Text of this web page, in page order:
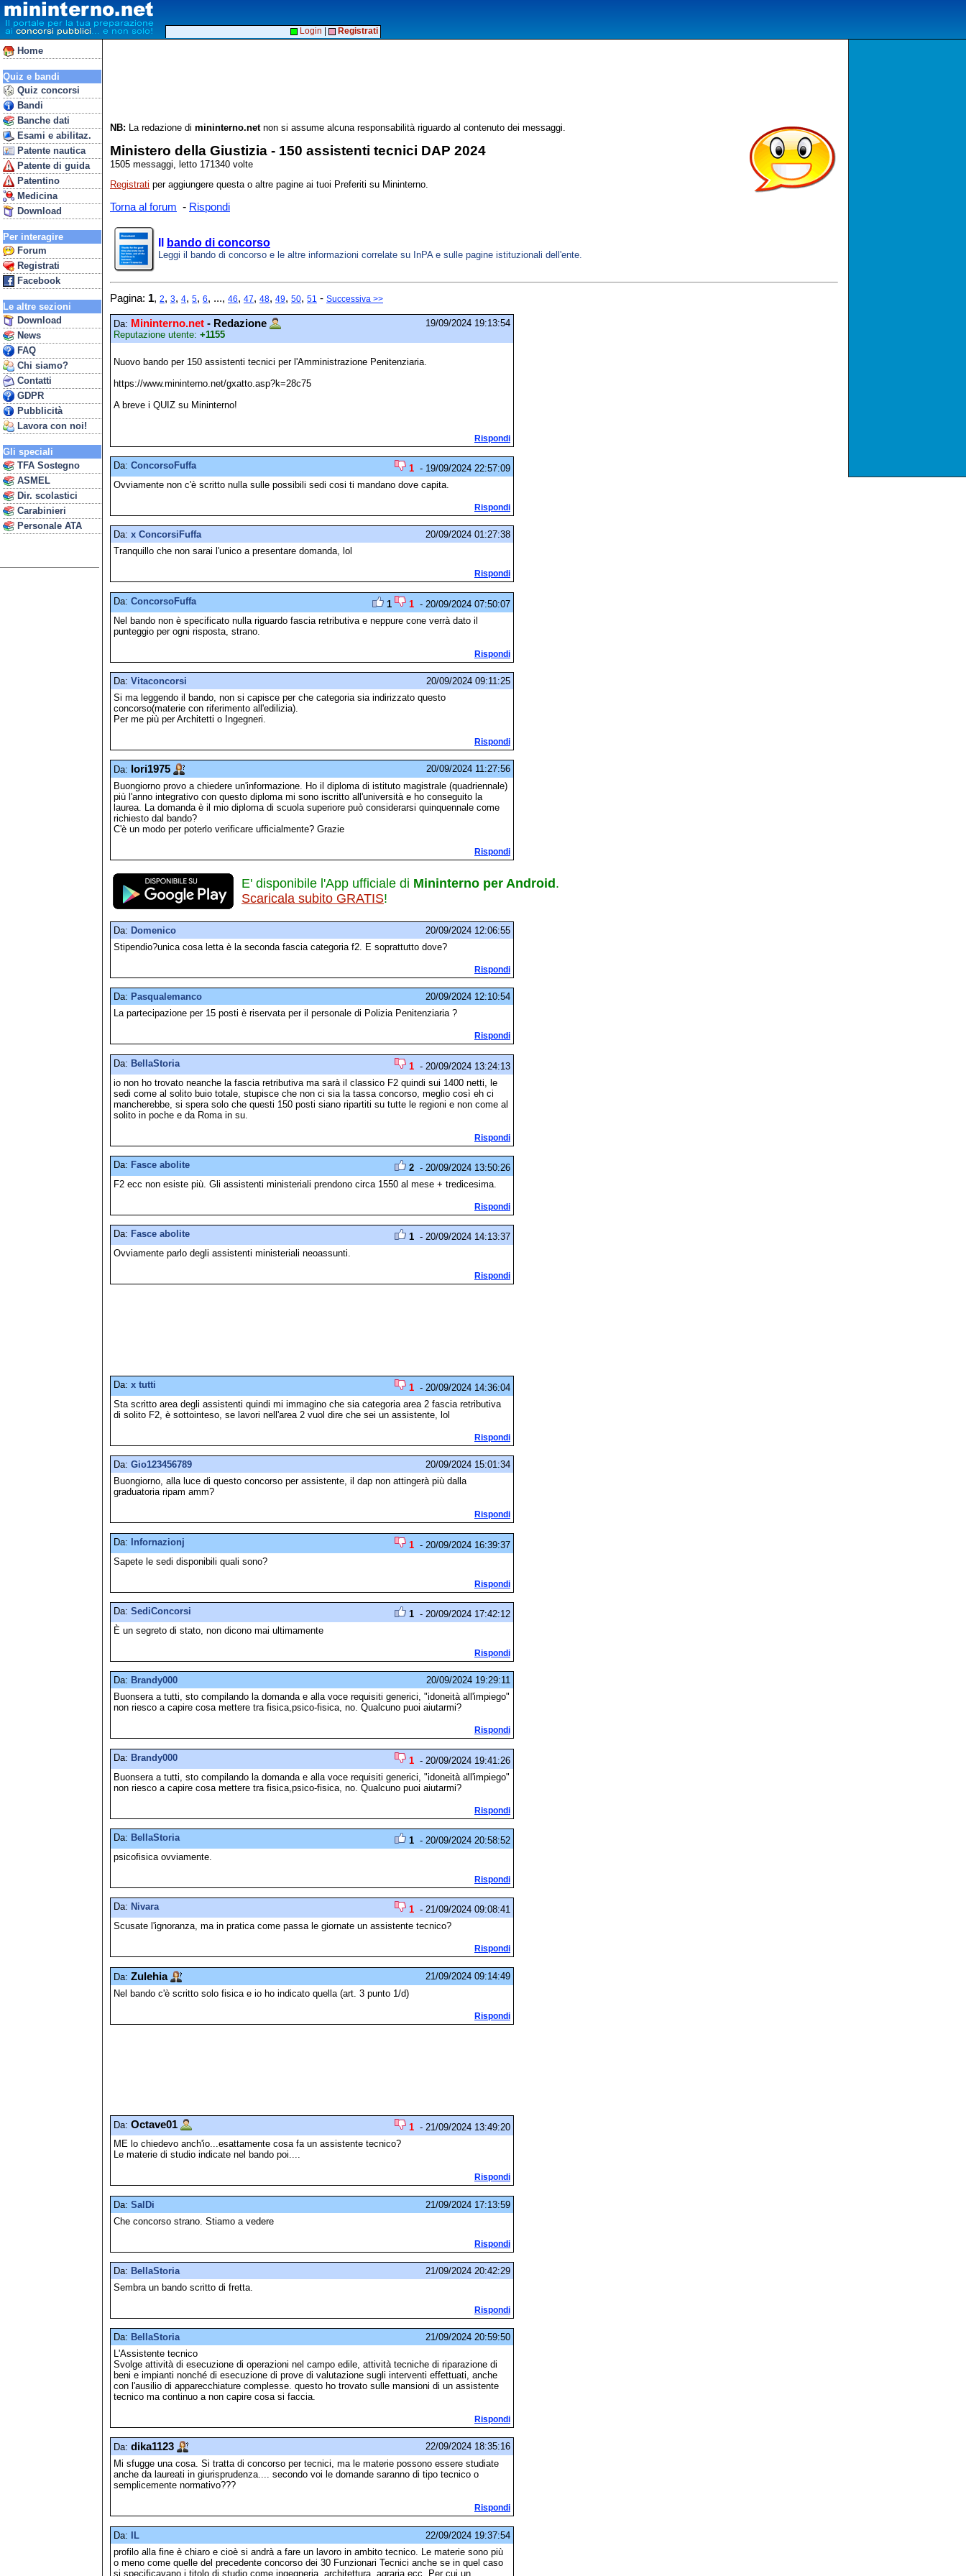
Home
Quiz e bandi
Quiz concorsi
Bandi
Banche dati
Esami e abilitaz.
Patente nautica
Patente di guida
Patentino
Medicina
Download
Per interagire
Forum
Registrati
Facebook
Le altre sezioni
Download
News
FAQ
Chi siamo?
Contatti
GDPR
Pubblicità
Lavora con noi!
Gli speciali
TFA Sostegno
ASMEL
Dir. scolastici
Carabinieri
Personale ATA
Login Registrati
NB: La redazione di mininterno.netnon si assume alcuna responsabilità riguardo al contenuto dei messaggi.
Ministero della Giustizia - 150 assistenti tecnici DAP 2024
1505 messaggi, letto 171340 volte
Registrati per aggiungere questa o altre pagine ai tuoi Preferiti su Mininterno.
Torna al forum - Rispondi
bando di concorso
Leggi il bando di concorso e le altre informazioni correlate su InPA e sulle pagine istituzionali dell'ente.
Pagina: 1, 2, 3, 4, 5, 6, ..., 46, 47, 48, 49, 50, 51 - Successiva >>
Da: Mininterno.net - Redazione
Reputazione utente: +1155
19/09/2024 19:13:54
Nuovo bando per 150 assistenti tecnici per l'Amministrazione Penitenziaria.
https://www.mininterno.net/gxatto.asp?k=28c75
A breve i QUIZ su Mininterno!
Rispondi
Da: ConcorsoFuffa 1 - 19/09/2024 22:57:09
Ovviamente non c'è scritto nulla sulle possibili sedi cosi ti mandano dove capita.
Rispondi
Da: x ConcorsiFuffa
20/09/2024 01:27:38
Tranquillo che non sarai l'unico a presentare domanda, lol
Rispondi
Da: ConcorsoFuffa 1 1 - 20/09/2024 07:50:07
Nel bando non è specificato nulla riguardo fascia retributiva e neppure cone verrà dato il
punteggio per ogni risposta, strano.
Rispondi
Da: Vitaconcorsi
20/09/2024 09:11:25
Si ma leggendo il bando, non si capisce per che categoria sia indirizzato questo
concorso(materie con riferimento all'edilizia).
Per me più per Architetti o Ingegneri.
Rispondi
Da: lori1975
20/09/2024 11:27:56
Buongiorno provo a chiedere un'informazione. Ho il diploma di istituto magistrale (quadriennale)
più l'anno integrativo con questo diploma mi sono iscritto all'università e ho conseguito la
laurea. La domanda è il mio diploma di scuola superiore può considerarsi quinquennale come
richiesto dal bando?
C'è un modo per poterlo verificare ufficialmente? Grazie
Rispondi
E' disponibile l'App ufficiale di Mininterno per Android.
Scaricala subito GRATIS!
Da: Domenico
20/09/2024 12:06:55
Stipendio?unica cosa letta è la seconda fascia categoria f2. E soprattutto dove?
Rispondi
Da: Pasqualemanco
20/09/2024 12:10:54
La partecipazione per 15 posti è riservata per il personale di Polizia Penitenziaria ?
Rispondi
Da: BellaStoria 1 - 20/09/2024 13:24:13
io non ho trovato neanche la fascia retributiva ma sarà il classico F2 quindi sui 1400 netti, le
sedi come al solito buio totale, stupisce che non ci sia la tassa concorso, meglio così eh ci
mancherebbe, si spera solo che questi 150 posti siano ripartiti su tutte le regioni e non come al
solito in poche e da Roma in su.
Rispondi
Da: Fasce abolite 2 - 20/09/2024 13:50:26
F2 ecc non esiste più. Gli assistenti ministeriali prendono circa 1550 al mese + tredicesima.
Rispondi
Da: Fasce abolite 1 - 20/09/2024 14:13:37
Ovviamente parlo degli assistenti ministeriali neoassunti.
Rispondi
Da: x tutti 1 - 20/09/2024 14:36:04
Sta scritto area degli assistenti quindi mi immagino che sia categoria area 2 fascia retributiva
di solito F2, è sottointeso, se lavori nell'area 2 vuol dire che sei un assistente, lol
Rispondi
Da: Gio123456789
20/09/2024 15:01:34
Buongiorno, alla luce di questo concorso per assistente, il dap non attingerà più dalla
graduatoria ripam amm?
Rispondi
Da: Infornazionj 1 - 20/09/2024 16:39:37
Sapete le sedi disponibili quali sono?
Rispondi
Da: SediConcorsi 1 - 20/09/2024 17:42:12
È un segreto di stato, non dicono mai ultimamente
Rispondi
Da: Brandy000
20/09/2024 19:29:11
Buonsera a tutti, sto compilando la domanda e alla voce requisiti generici, "idoneità all'impiego"
non riesco a capire cosa mettere tra fisica,psico-fisica, no. Qualcuno puoi aiutarmi?
Rispondi
Da: Brandy000 1 - 20/09/2024 19:41:26
Buonsera a tutti, sto compilando la domanda e alla voce requisiti generici, "idoneità all'impiego"
non riesco a capire cosa mettere tra fisica,psico-fisica, no. Qualcuno puoi aiutarmi?
Rispondi
Da: BellaStoria 1 - 20/09/2024 20:58:52
psicofisica ovviamente.
Rispondi
Da: Nivara 1 - 21/09/2024 09:08:41
Scusate l'ignoranza, ma in pratica come passa le giornate un assistente tecnico?
Rispondi
Da: Zulehia
21/09/2024 09:14:49
Nel bando c'è scritto solo fisica e io ho indicato quella (art. 3 punto 1/d)
Rispondi
Da: Octave01 1 - 21/09/2024 13:49:20
ME lo chiedevo anch'io...esattamente cosa fa un assistente tecnico?
Le materie di studio indicate nel bando poi....
Rispondi
Da: SalDi
21/09/2024 17:13:59
Che concorso strano. Stiamo a vedere
Rispondi
Da: BellaStoria
21/09/2024 20:42:29
Sembra un bando scritto di fretta.
Rispondi
Da: BellaStoria
21/09/2024 20:59:50
L'Assistente tecnico
Svolge attività di esecuzione di operazioni nel campo edile, attività tecniche di riparazione di
beni e impianti nonché di esecuzione di prove di valutazione sugli interventi effettuati, anche
con l'ausilio di apparecchiature complesse. questo ho trovato sulle mansioni di un assistente
tecnico ma continuo a non capire cosa si faccia.
Rispondi
Da: dika1123
22/09/2024 18:35:16
Mi sfugge una cosa. Si tratta di concorso per tecnici, ma le materie possono essere studiate
anche da laureati in giurisprudenza.... secondo voi le domande saranno di tipo tecnico o
semplicemente normativo???
Rispondi
Da: IL
22/09/2024 19:37:54
profilo alla fine è chiaro e cioè si andrà a fare un lavoro in ambito tecnico. Le materie sono più
o meno come quelle del precedente concorso dei 30 Funzionari Tecnici anche se in quel caso
si specificavano i titolo di studio come ingegneria, architettura, agraria ecc. Per cui un